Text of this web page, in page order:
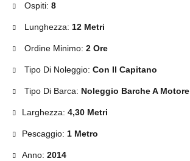
Ospiti: 8
Lunghezza: 12 Metri
Ordine Minimo: 2 Ore
Tipo Di Noleggio: Con Il Capitano
Tipo Di Barca: Noleggio Barche A Motore
Larghezza: 4,30 Metri
Pescaggio: 1 Metro
Anno: 2014